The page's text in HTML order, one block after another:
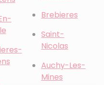
Brebieres
Saint-
Nicolas
Auchy-Les-
Mines